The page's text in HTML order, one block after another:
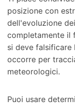
Chiedi Aiuto
Gestione di Dati
Riparazione
Protezione Telefono
Accedi
posizione con
dell'evoluzione
completamente il
si deve falsificare
occorre per
meteorologici.
Puoi usare